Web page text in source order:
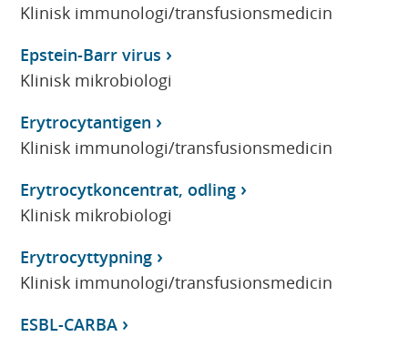
Klinisk immunologi/transfusionsmedicin
Epstein-Barr virus
Klinisk mikrobiologi
Erytrocytantigen
Klinisk immunologi/transfusionsmedicin
Erytrocytkoncentrat, odling
Klinisk mikrobiologi
Erytrocyttypning
Klinisk immunologi/transfusionsmedicin
ESBL-CARBA